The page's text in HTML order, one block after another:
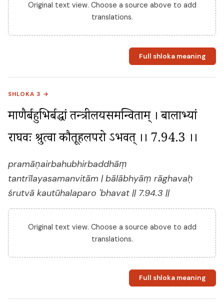
Original text view. Choose a source above to add
translations.
Full shloka meaning
SHLOKA 3 →
प्रमाणैर्बहुभिर्बद्धां तन्त्रीलयसमन्विताम् । बालाभ्यां
राघवः श्रुत्वा कौतूहलपरो ऽभवत् ।। 7.94.3 ।।
pramāṇairbahubhirbaddhāṃ
tantrīlayasamanvitām | bālābhyāṃ rāghavaḥ
śrutvā kautūhalaparo 'bhavat || 7.94.3 ||
Original text view. Choose a source above to add
translations.
Full shloka meaning